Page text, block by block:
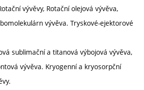
vývěvy, Rotační olejová vývěva,
vývěva. Tryskové-ejektorové
sublimační a titanová výbojová vývěva,
vývěva. Kryogenní a kryosorpční